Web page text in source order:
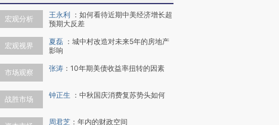
宏观分析 王永利 ： 如何看待近期中美经济增长超
预期大反差
宏观视界 夏磊 ： 城中村改造对未来5年的房地产
影响
市场观察 张涛 ： 10年期美债收益率扭转的因素
战胜市场 钟正生 ： 中秋国庆消费复苏势头如何
周君芝 ： 年内的财政空间